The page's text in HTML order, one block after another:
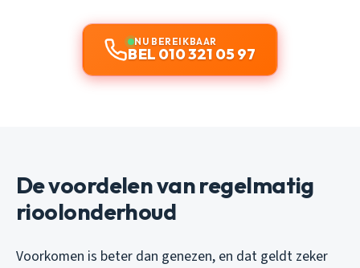
NU BEREIKBAAR
BEL 010 321 05 97
De voordelen van regelmatig
rioolonderhoud
Voorkomen is beter dan genezen, en dat geldt zeker